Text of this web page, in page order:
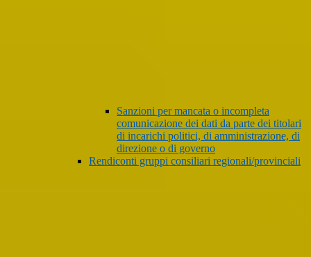
Sanzioni per mancata o incompleta
comunicazione dei dati da parte dei titolari
di incarichi politici, di amministrazione, di
direzione o di governo
Rendiconti gruppi consiliari regionali/provinciali